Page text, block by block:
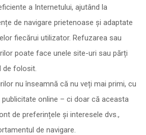
a Internetului, ajutând la
de navigare prietenoase și adaptate
fiecărui utilizator. Refuzarea sau
poate face unele site-uri sau părți
de folosit.
nu înseamnă că nu veți mai primi, cu
online – ci doar că aceasta
de preferințele și interesele dvs.,
de navigare.